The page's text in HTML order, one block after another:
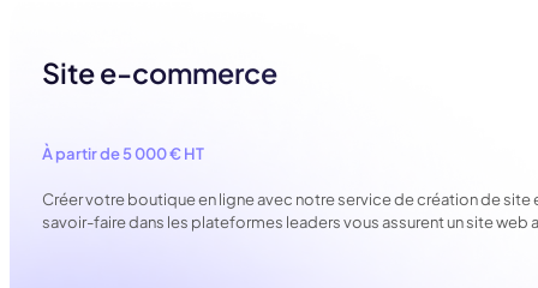
Site e-commerce
À partir de 5 000 € HT
Créer votre boutique en ligne avec notre service de création de
savoir-faire dans les plateformes leaders vous assurent un site